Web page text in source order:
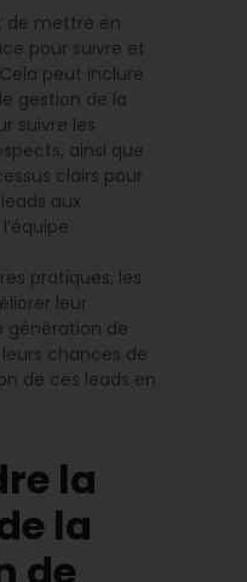
de mettre en
pour suivre et
peut inclure
gestion de la
suivre les
ainsi que
clairs pour
aux
pratiques, les
leur
de
chances de
de ces leads en
la
la